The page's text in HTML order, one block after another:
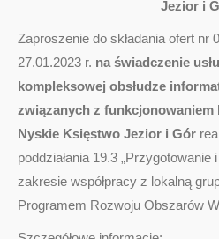
Jezior i
Zaproszenie do składania ofert nr
27.01.2023 r. na świadczenie
kompleksowej obsłudze
związanych z
Nyskie Księstwo Jezior i Gór
poddziałania 19.3 „Przygotowanie
zakresie współpracy z lokalną
Programem Rozwoju Obszarów